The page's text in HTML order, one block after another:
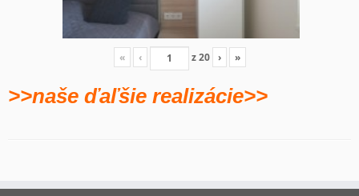
« ‹ z20 › »
>>naše ďaľšie realizácie>>